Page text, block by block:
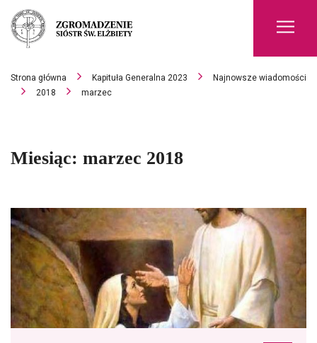
Strona główna Kapituła Generalna 2023
Najnowsze wiadomości
2018
marzec
Miesiąc: marzec 2018